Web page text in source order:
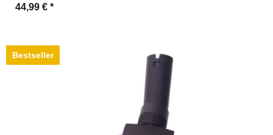
44,99 € *
Bestseller